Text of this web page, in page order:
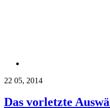
22 05, 2014
Das vorletzte